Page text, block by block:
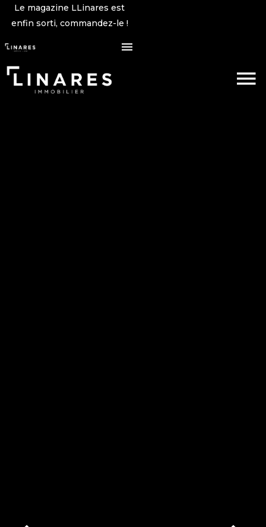
Le magazine LLinares est
enfin sorti, commandez-le !